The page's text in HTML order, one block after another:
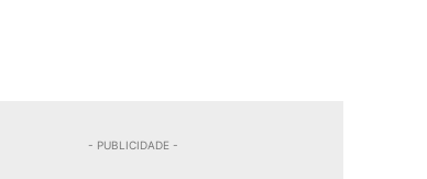
- PUBLICIDADE -